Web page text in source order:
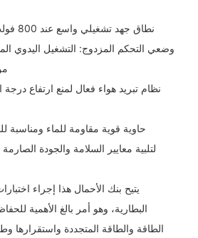
- نطاق جهد تشغيلي واسع عند 800 فولت تيار متردد، 60 هرتز
- حاوية قوية مقاومة للماء ومناسبة
- حاصلة على شهادة CE لتلبية معايير السلامة والجودة الصارمة
يتيح بنك الأحمال هذا إجراء
البطارية، وهو أمر بالغ الأهمية
الطاقة والطاقة المتجددة واستقرارها